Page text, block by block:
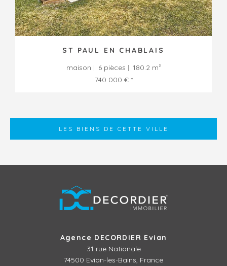
ST PAUL EN CHABLAIS
maison
6 pièces
180.2 m²
740 000 € *
LES BIENS DE CETTE VILLE
Agence DECORDIER Evian
31 rue Nationale
74500 Evian-les-Bains, France